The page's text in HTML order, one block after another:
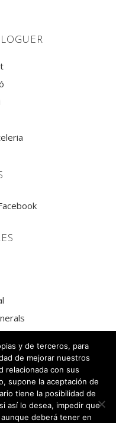
Socials
y de terceros, para
de mejorar nuestros
relacionada con sus
supone la aceptación de
tiene la posibilidad de
así lo desea, impedir que
deberá tener en